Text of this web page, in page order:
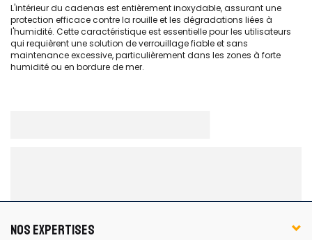
L'intérieur du cadenas est entièrement inoxydable, assurant une
protection efficace contre la rouille et les dégradations liées à
l'humidité. Cette caractéristique est essentielle pour les utilisateurs
qui requièrent une solution de verrouillage fiable et sans
maintenance excessive, particulièrement dans les zones à forte
humidité ou en bordure de mer.
NOS EXPERTISES